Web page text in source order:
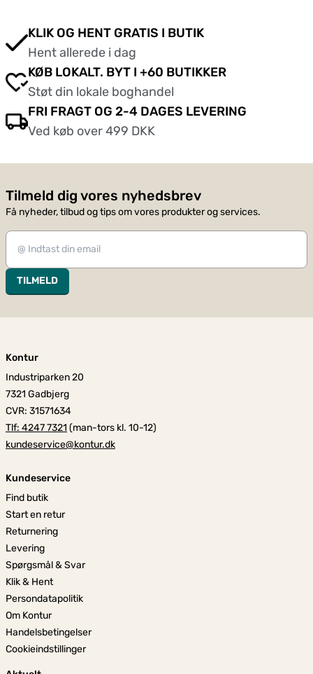
KLIK OG HENT GRATIS I BUTIK
Hent allerede i dag
KØB LOKALT. BYT I +60 BUTIKKER
Støt din lokale boghandel
FRI FRAGT OG 2-4 DAGES LEVERING
Ved køb over 499 DKK
Tilmeld dig vores nyhedsbrev
Få nyheder, tilbud og tips om vores produkter og services.
TILMELD
Kontur
Industriparken 20
7321 Gadbjerg
CVR: 31571634
Tlf: 4247 7321 (man-tors kl. 10-12)
kundeservice@kontur.dk
Kundeservice
Find butik
Start en retur
Returnering
Levering
Spørgsmål & Svar
Klik & Hent
Persondatapolitik
Om Kontur
Handelsbetingelser
Cookieindstillinger